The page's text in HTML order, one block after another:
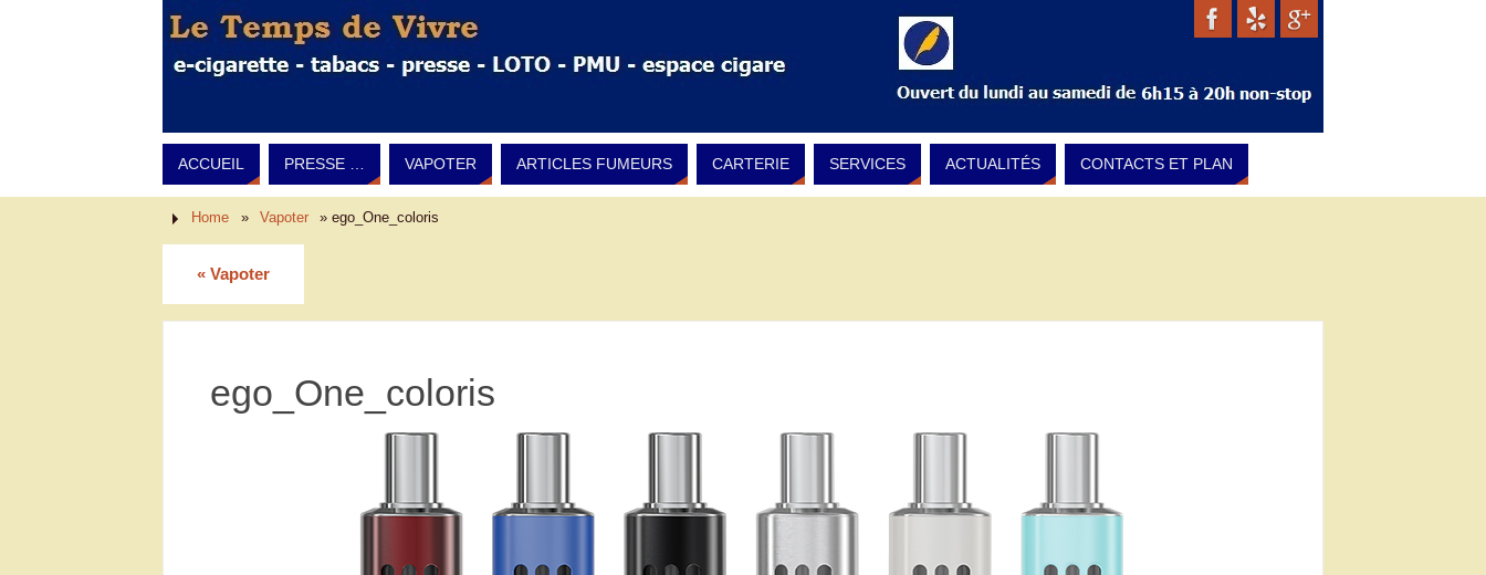
ACCUEIL PRESSE … VAPOTER ARTICLES FUMEURS CARTERIE SERVICES ACTUALITÉS CONTACTS ET PLAN
Home » Vapoter »ego_One_coloris
«Vapoter
ego_One_coloris